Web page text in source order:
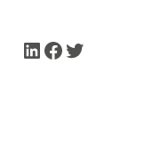
LinkedIn Facebook